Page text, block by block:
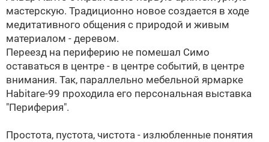
мастерскую. Традиционно новое создается в ходе
медитативного общения с природой и живым
материалом - деревом.
Переезд на периферию не помешал Симо
оставаться в центре - в центре событий, в центре
внимания. Так, параллельно мебельной ярмарке
Habitare-99 проходила его персональная выставка
"Периферия".
Простота, пустота, чистота - излюбленные понятия